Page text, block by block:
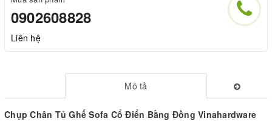
0902608828
Liên hệ
Mô tả
Chụp Chân Tủ Ghế Sofa Cổ Điển Bằng Đồng Vinahardware